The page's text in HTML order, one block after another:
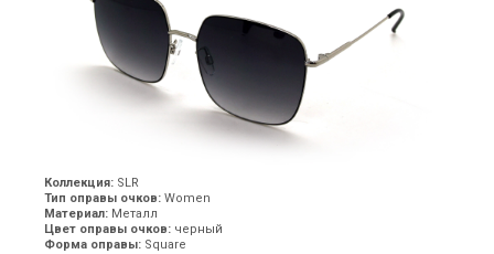
Коллекция: SLR
Тип оправы очков: Women
Материал: Металл
Цвет оправы очков: черный
Форма оправы: Square